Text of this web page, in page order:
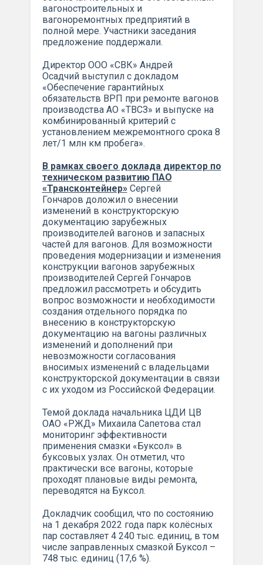
вагоностроительных и
вагоноремонтных предприятий в
полной мере. Участники заседания
предложение поддержали.
Директор ООО «СВК» Андрей
Осадчий выступил с докладом
«Обеспечение гарантийных
обязательств ВРП при ремонте вагонов
производства АО «ТВСЗ» и выпуске на
комбинированный критерий с
установлением межремонтного срока 8
лет/1 млн км пробега».
В рамках своего доклада директор по
техническом развитию ПАО
«Трансконтейнер»Сергей
Гончаров доложил о внесении
изменений в конструкторскую
документацию зарубежных
производителей вагонов и запасных
частей для вагонов. Для возможности
проведения модернизации и изменения
конструкции вагонов зарубежных
производителей Сергей Гончаров
предложил рассмотреть и обсудить
вопрос возможности и необходимости
создания отдельного порядка по
внесению в конструкторскую
документацию на вагоны различных
изменений и дополнений при
невозможности согласования
вносимых изменений с владельцами
конструкторской документации в связи
с их уходом из Российской Федерации.
Темой доклада начальника ЦДИ ЦВ
ОАО «РЖД» Михаила Сапетова стал
мониторинг эффективности
применения смазки «Буксол» в
буксовых узлах. Он отметил, что
практически все вагоны, которые
проходят плановые виды ремонта,
переводятся на Буксол.
Докладчик сообщил, что по состоянию
на 1 декабря 2022 года парк колёсных
пар составляет 4 240 тыс. единиц, в том
числе заправленных смазкой Буксол –
748 тыс. единиц (17,6 %).